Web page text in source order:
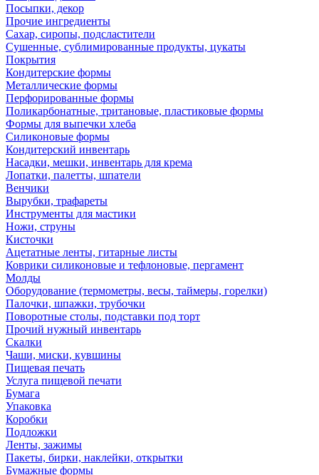
Посыпки, декор
Прочие ингредиенты
Сахар, сиропы, подсластители
Сушенные, сублимированные продукты, цукаты
Покрытия
Кондитерские формы
Металлические формы
Перфорированные формы
Поликарбонатные, тритановые, пластиковые формы
Формы для выпечки хлеба
Силиконовые формы
Кондитерский инвентарь
Насадки, мешки, инвентарь для крема
Лопатки, палетты, шпатели
Венчики
Вырубки, трафареты
Инструменты для мастики
Ножи, струны
Кисточки
Ацетатные ленты, гитарные листы
Коврики силиконовые и тефлоновые, пергамент
Молды
Оборудование (термометры, весы, таймеры, горелки)
Палочки, шпажки, трубочки
Поворотные столы, подставки под торт
Прочий нужный инвентарь
Скалки
Чаши, миски, кувшины
Пищевая печать
Услуга пищевой печати
Бумага
Упаковка
Коробки
Подложки
Ленты, зажимы
Пакеты, бирки, наклейки, открытки
Бумажные формы